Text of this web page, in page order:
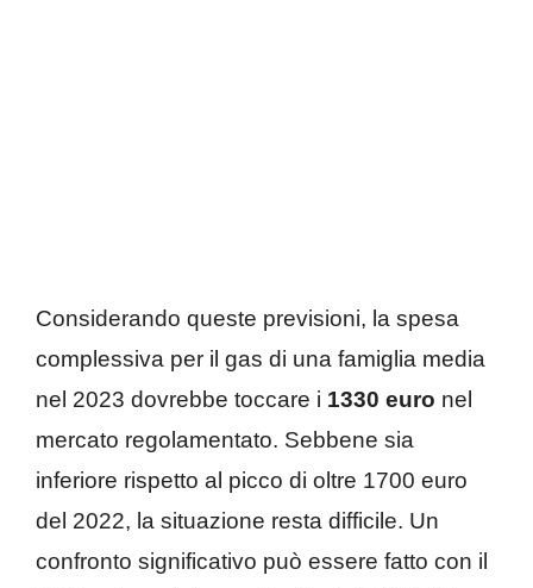
Considerando queste previsioni, la spesa
complessiva per il gas di una famiglia media
nel 2023 dovrebbe toccare i 1330 euro nel
mercato regolamentato. Sebbene sia
inferiore rispetto al picco di oltre 1700 euro
del 2022, la situazione resta difficile. Un
confronto significativo può essere fatto con il